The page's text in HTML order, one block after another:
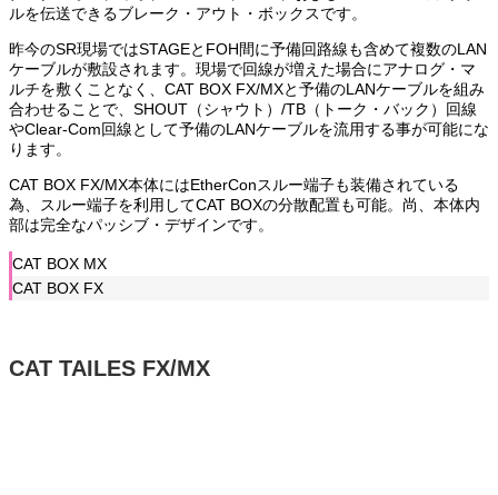
ルを伝送できるブレーク・アウト・ボックスです。
昨今のSR現場ではSTAGEとFOH間に予備回路線も含めて複数のLAN
ケーブルが敷設されます。現場で回線が増えた場合にアナログ・マ
ルチを敷くことなく、CAT BOX FX/MXと予備のLANケーブルを組み
合わせることで、SHOUT（シャウト）/TB（トーク・バック）回線
やClear-Com回線として予備のLANケーブルを流用する事が可能にな
ります。
CAT BOX FX/MX本体にはEtherConスルー端子も装備されている
為、スルー端子を利用してCAT BOXの分散配置も可能。尚、本体内
部は完全なパッシブ・デザインです。
CAT BOX MX
CAT BOX FX
CAT TAILES FX/MX